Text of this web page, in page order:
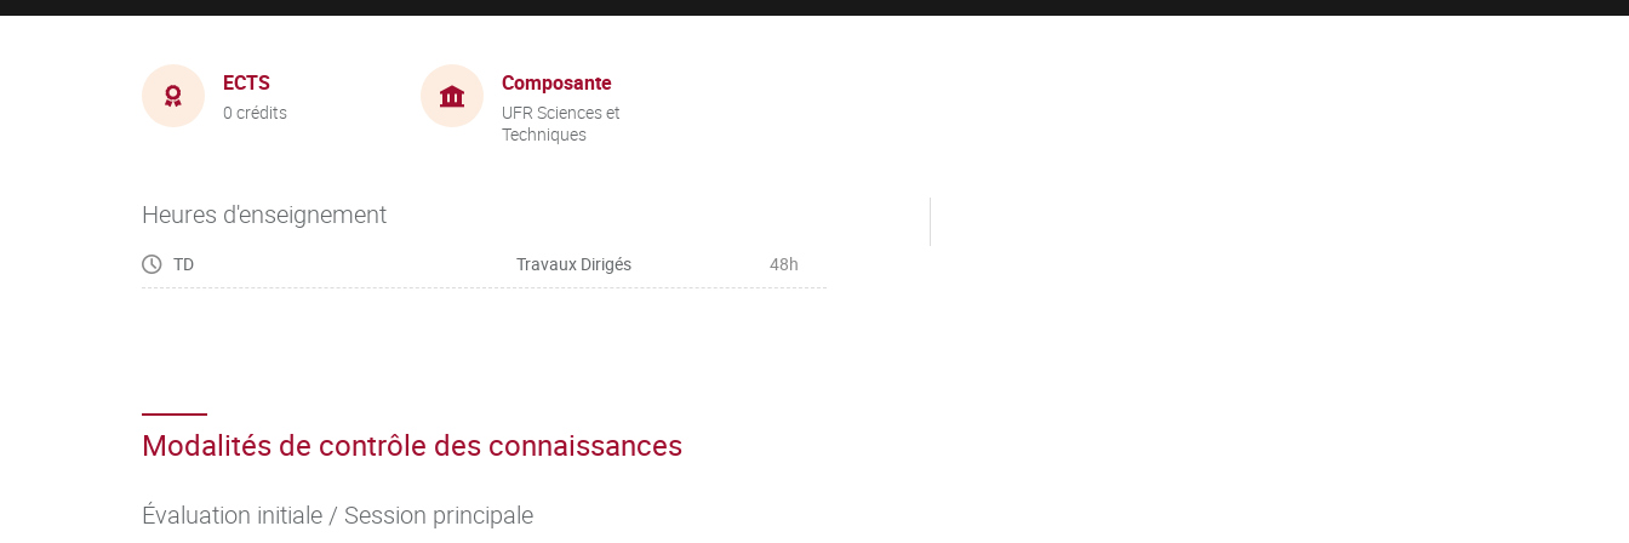
ECTS
0 crédits
Composante
UFR Sciences et
Techniques
Heures d'enseignement
TD Travaux Dirigés 48h
Modalités de contrôle des connaissances
Évaluation initiale / Session principale